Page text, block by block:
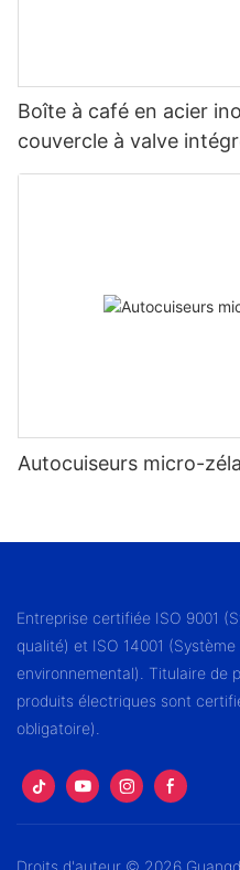
Boîte à café en acier
couvercle à valve
1,2/1,5/1,8 l
Autocuiseurs micro-
Entreprise certifiée ISO 9001
qualité) et ISO 14001
environnemental). Titulaire de
produits électriques sont
obligatoire).
Droits d'auteur © 2026